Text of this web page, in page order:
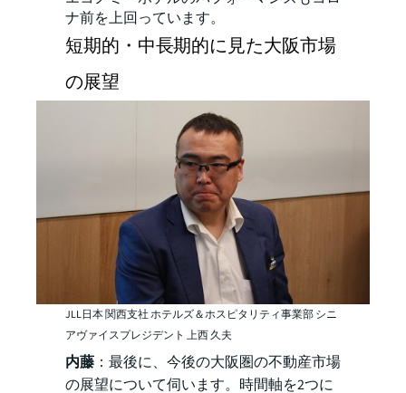
ナ前を上回っています。
短期的・中長期的に見た大阪市場
の展望
JLL日本 関西支社 ホテルズ＆ホスピタリティ事業部 シニ
アヴァイスプレジデント 上西 久夫
内藤 ：最後に、今後の大阪圏の不動産市場
の展望について伺います。時間軸を2つに